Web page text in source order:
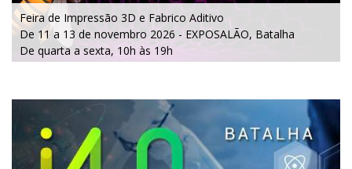
Feira de Impressão 3D e Fabrico Aditivo
De 11 a 13 de novembro 2026 - EXPOSALÃO, Batalha
De quarta a sexta, 10h às 19h